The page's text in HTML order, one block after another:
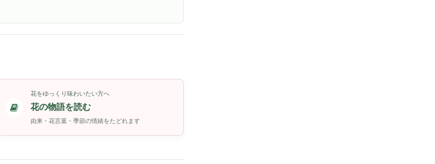
花をゆっくり味わいたい方へ
花の物語を読む
由来・花言葉・季節の情緒をたどれます